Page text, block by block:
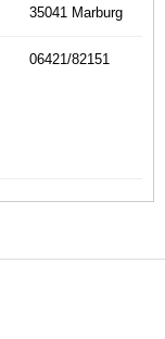
35041 Marburg
06421/82151